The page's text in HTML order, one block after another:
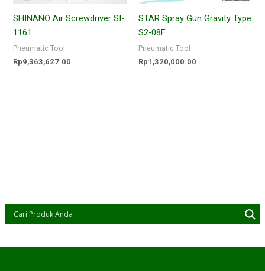
SHINANO Air Screwdriver SI-
1161
Pneumatic Tool
Rp9,363,627.00
STAR Spray Gun Gravity Type
S2-08F
Pneumatic Tool
Rp1,320,000.00